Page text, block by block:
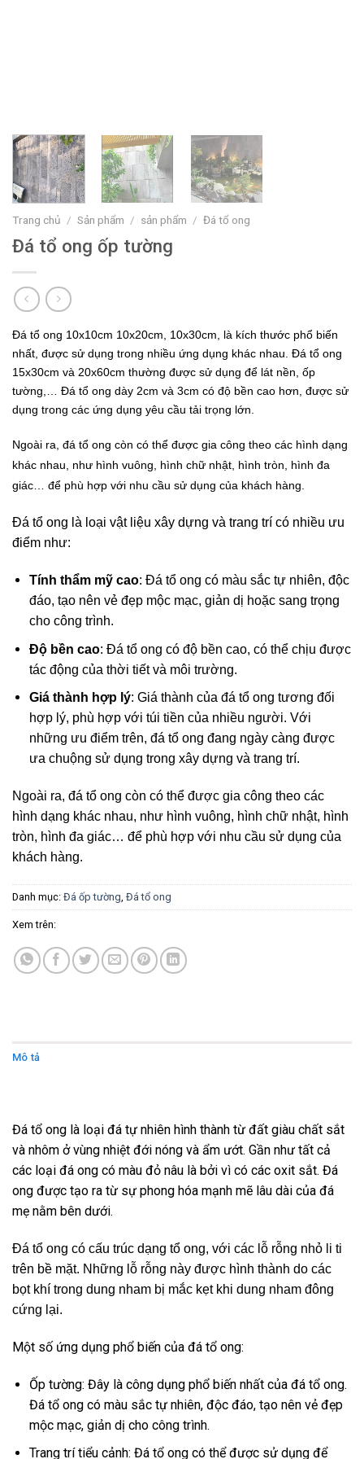
Trang chủ / Sản phẩm / sản phẩm / Đá tổ ong
Đá tổ ong ốp tường
Đá tổ ong 10x10cm 10x20cm, 10x30cm, là kích thước phổ biến
nhất, được sử dụng trong nhiều ứng dụng khác nhau. Đá tổ ong
15x30cm và 20x60cm thường được sử dụng để lát nền, ốp
tường,… Đá tổ ong dày 2cm và 3cm có độ bền cao hơn, được sử
dụng trong các ứng dụng yêu cầu tải trọng lớn.
Ngoài ra, đá tổ ong còn có thể được gia công theo các hình dạng
khác nhau, như hình vuông, hình chữ nhật, hình tròn, hình đa
giác… để phù hợp với nhu cầu sử dụng của khách hàng.
Đá tổ ong là loại vật liệu xây dựng và trang trí có nhiều ưu
điểm như:
Tính thẩm mỹ cao: Đá tổ ong có màu sắc tự nhiên, độc
đáo, tạo nên vẻ đẹp mộc mạc, giản dị hoặc sang trọng
cho công trình.
Độ bền cao: Đá tổ ong có độ bền cao, có thể chịu được
tác động của thời tiết và môi trường.
Giá thành hợp lý: Giá thành của đá tổ ong tương đối
hợp lý, phù hợp với túi tiền của nhiều người. Với
những ưu điểm trên, đá tổ ong đang ngày càng được
ưa chuộng sử dụng trong xây dựng và trang trí.
Ngoài ra, đá tổ ong còn có thể được gia công theo các
hình dạng khác nhau, như hình vuông, hình chữ nhật, hình
tròn, hình đa giác… để phù hợp với nhu cầu sử dụng của
khách hàng.
Danh mục: Đá ốp tường Đá tổ ong
Xem trên:
Mô tả
Đá tổ ong là loại đá tự nhiên hình thành từ đất giàu chất sắt
và nhôm ở vùng nhiệt đới nóng và ẩm ướt. Gần như tất cả
các loại đá ong có màu đỏ nâu là bởi vì có các oxit sắt. Đá
ong được tạo ra từ sự phong hóa mạnh mẽ lâu dài của đá
mẹ nằm bên dưới.
Đá tổ ong có cấu trúc dạng tổ ong, với các lỗ rỗng nhỏ li ti
trên bề mặt. Những lỗ rỗng này được hình thành do các
bọt khí trong dung nham bị mắc kẹt khi dung nham đông
cứng lại.
Một số ứng dụng phổ biến của đá tổ ong:
Ốp tường: Đây là công dụng phổ biến nhất của đá tổ ong.
Đá tổ ong có màu sắc tự nhiên, độc đáo, tạo nên vẻ đẹp
mộc mạc, giản dị cho công trình.
Trang trí tiểu cảnh: Đá tổ ong có thể được sử dụng để